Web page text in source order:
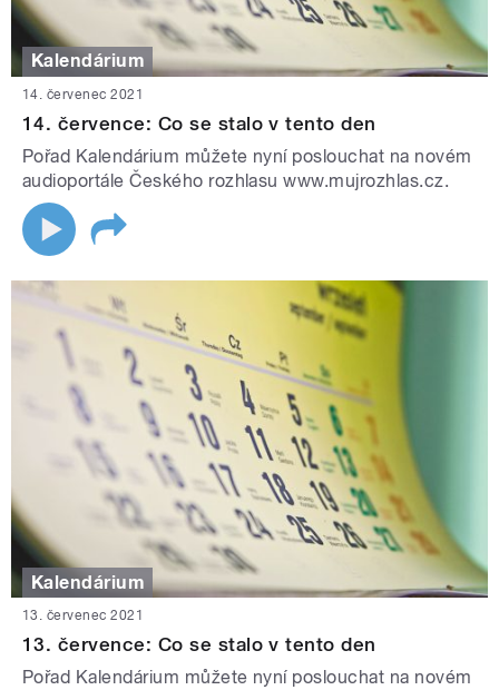
Kalendárium
14. červenec 2021
14. července: Co se stalo v tento den
Pořad Kalendárium můžete nyní poslouchat na novém
audioportále Českého rozhlasu www.mujrozhlas.cz.
Kalendárium
13. červenec 2021
13. července: Co se stalo v tento den
Pořad Kalendárium můžete nyní poslouchat na novém